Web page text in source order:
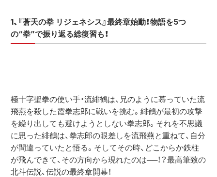
1、『蒼天の拳 リジェネシス』最終章始動！物語を5つ
の“拳”で振り返る総復習も！
極十字聖拳の使い手・流緋鶴は、兄のように慕っていた流
飛燕を殺した霞拳志郎に戦いを挑む。緋鶴が最初の攻撃
を繰り出しても避けようとしない拳志郎。それを不思議
に思った緋鶴は、拳志郎の眼差しを流飛燕と重ねて、自分
が間違っていたと悟る。そしてその時、どこからか鉄柱
が飛んできて、その方向から現れたのは──！？最高筆致の
北斗伝説、伝説の最終章開幕！